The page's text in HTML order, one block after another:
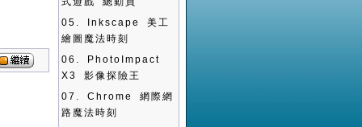
05.
Inkscape 美工
繪圖魔法時刻
06.
PhotoImpact
X3 影像探險王
07. Chrome 網際網
路魔法時刻